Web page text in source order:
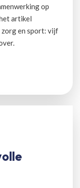
op
artikel
zorg en sport: vijf